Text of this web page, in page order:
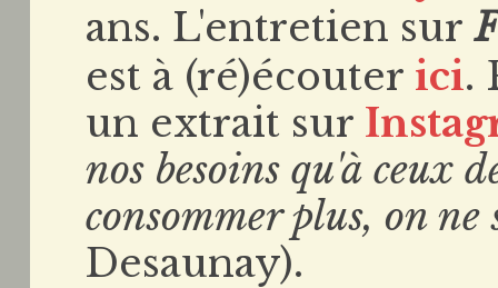
ans. L'entretien sur
est à (ré)écouter ici.
un extrait sur
nos besoins qu'à ceux
consommer plus, on
Desaunay).